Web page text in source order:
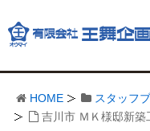
HOME
スタッフ
吉川市 ＭＫ様邸新